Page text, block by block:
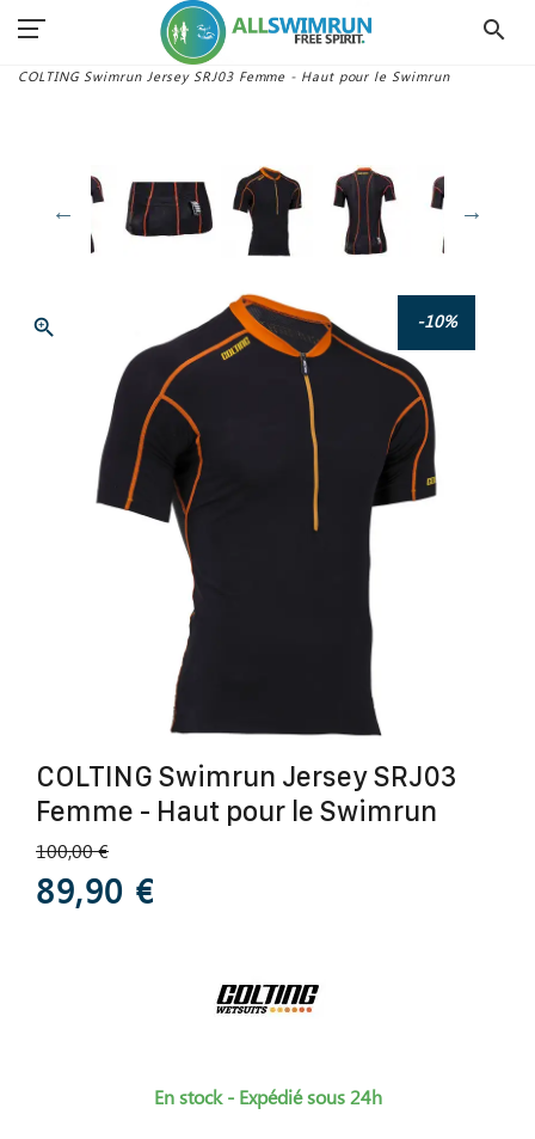
search
Combinaisons Swimrun
Accessoires
COLTING Swimrun Jersey SRJ03 Femme - Haut pour le Swimrun
zoom_in -10%
COLTING Swimrun Jersey SRJ03
Femme - Haut pour le Swimrun
100,00 €
89,90 €
En stock - Expédié sous 24h